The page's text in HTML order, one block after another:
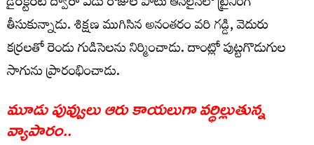
తీసుకున్నాడు. శిక్ష‌ణ ముగిసిన అనంత‌రం వ‌రి గ‌డ్డి, వెదురు
క‌ర్ర‌ల‌తో రెండు గుడిసెల‌ను నిర్మించాడు. దాంట్లో పుట్ట‌గొడుగుల
సాగును ప్రారంభించాడు.
మూడు పువ్వులు ఆరు కాయ‌లుగా వ‌ర్ధిల్లుతున్న
వ్యాపారం..